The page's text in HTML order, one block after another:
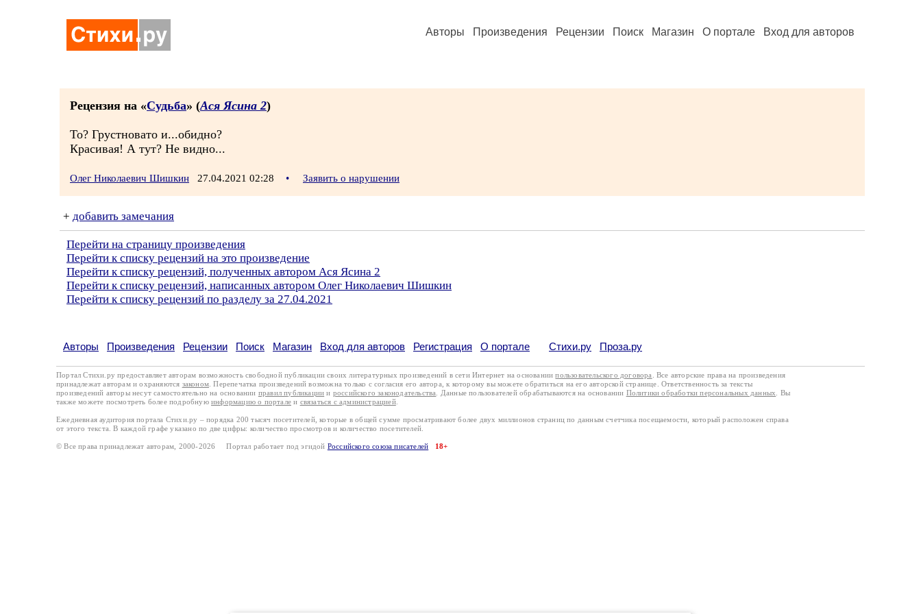
Авторы Произведения Рецензии Поиск Магазин О портале Вход для авторов
Рецензия на «Судьба» (Ася Ясина 2)
То? Грустновато и...обидно?
Красивая! А тут? Не видно...
Олег Николаевич Шишкин 27.04.2021 02:28 • Заявить о нарушении
+ добавить замечания
Перейти на страницу произведения
Перейти к списку рецензий на это произведение
Перейти к списку рецензий, полученных автором Ася Ясина 2
Перейти к списку рецензий, написанных автором Олег Николаевич Шишкин
Перейти к списку рецензий по разделу за 27.04.2021
Авторы Произведения Рецензии Поиск Магазин Вход для авторов Регистрация О портале Стихи.ру Проза.ру
Портал Стихи.ру предоставляет авторам возможность свободной публикации своих литературных произведений в сети Интернет на основаниипользовательского договора
. Все авторские права на произведения
принадлежат авторам и охраняются законом . Перепечатка произведений возможна только с согласия его автора, к которому вы можете обратиться на его авторской странице. Ответственность за тексты
произведений авторы несут самостоятельно на основании правил публикации и российского законодательства . Данные пользователей обрабатываются на основании Политики обработки персональных данных
. Вы
также можете посмотреть более подробную информацию о портале и связаться с администрацией.
Ежедневная аудитория портала Стихи.ру – порядка 200 тысяч посетителей, которые в общей сумме просматривают более двух миллионов страниц по данным счетчика посещаемости, который расположен справа
от этого текста. В каждой графе указано по две цифры: количество просмотров и количество посетителей.
© Все права принадлежат авторам, 2000-2026 Портал работает под эгидой Российского союза писателей 18+